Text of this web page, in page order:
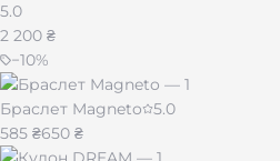
5.0
2 200 ₴
−10%
Браслет Magneto
5.0
585 ₴650 ₴